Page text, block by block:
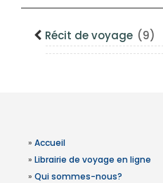
Récit de voyage (9)
» Accueil
» Librairie de voyage en ligne
» Qui sommes-nous?